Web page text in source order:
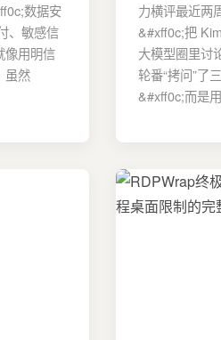
数据安
、敏感信
像用明信
虽然
力横评最近两
&#xff0c;把
大模型圈里讨
轮番“拷问”了
&#xff0c;而是